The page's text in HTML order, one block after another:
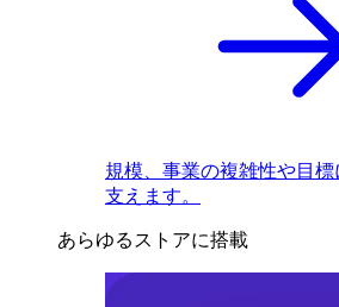
規模、事業の複雑性や目
支えます。
あらゆるストアに搭載